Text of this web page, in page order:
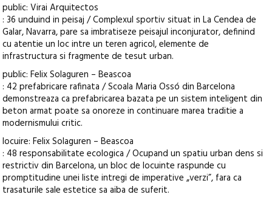
public: Virai Arquitectos
: 36 unduind in peisaj / Complexul sportiv situat in La Cendea de
Galar, Navarra, pare sa imbratiseze peisajul inconjurator, definind
cu atentie un loc intre un teren agricol, elemente de
infrastructura si fragmente de tesut urban.
public: Felix Solaguren – Beascoa
: 42 prefabricare rafinata / Scoala Maria Ossó din Barcelona
demonstreaza ca prefabricarea bazata pe un sistem inteligent din
beton armat poate sa onoreze in continuare marea traditie a
modernismului critic.
locuire: Felix Solaguren – Beascoa
: 48 responsabilitate ecologica / Ocupand un spatiu urban dens si
restrictiv din Barcelona, un bloc de locuinte raspunde cu
promptitudine unei liste intregi de imperative „verzi”, fara ca
trasaturile sale estetice sa aiba de suferit.